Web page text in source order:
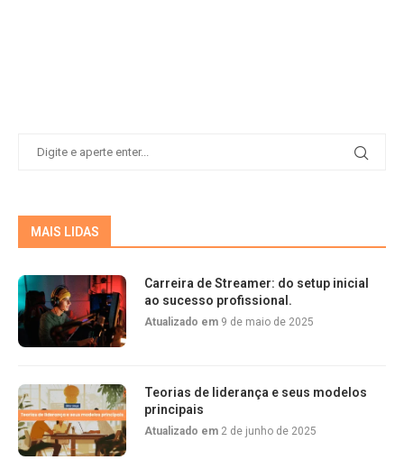
MAIS LIDAS
Carreira de Streamer: do setup inicial
ao sucesso profissional.
Atualizado em 9 de maio de 2025
Teorias de liderança e seus modelos
principais
Atualizado em 2 de junho de 2025